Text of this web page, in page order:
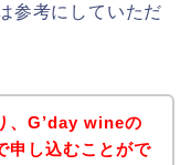
参考にしていただ
、G’day wineの
申し込むことがで